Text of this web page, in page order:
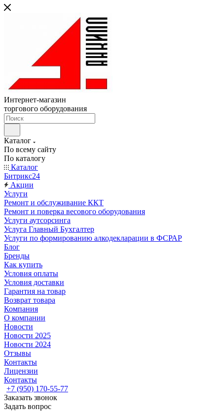
Интернет-магазин
торгового оборудования
Каталог
По всему сайту
По каталогу
Каталог
Битрикс24
Акции
Услуги
Ремонт и обслуживание ККТ
Ремонт и поверка весового оборудования
Услуги аутсорсинга
Услуга Главный Бухгалтер
Услуги по формированию алкодекларации в ФСРАР
Блог
Бренды
Как купить
Условия оплаты
Условия доставки
Гарантия на товар
Возврат товара
Компания
О компании
Новости
Новости 2025
Новости 2024
Отзывы
Контакты
Лицензии
Контакты
+7 (950) 170-55-77
Заказать звонок
Задать вопрос